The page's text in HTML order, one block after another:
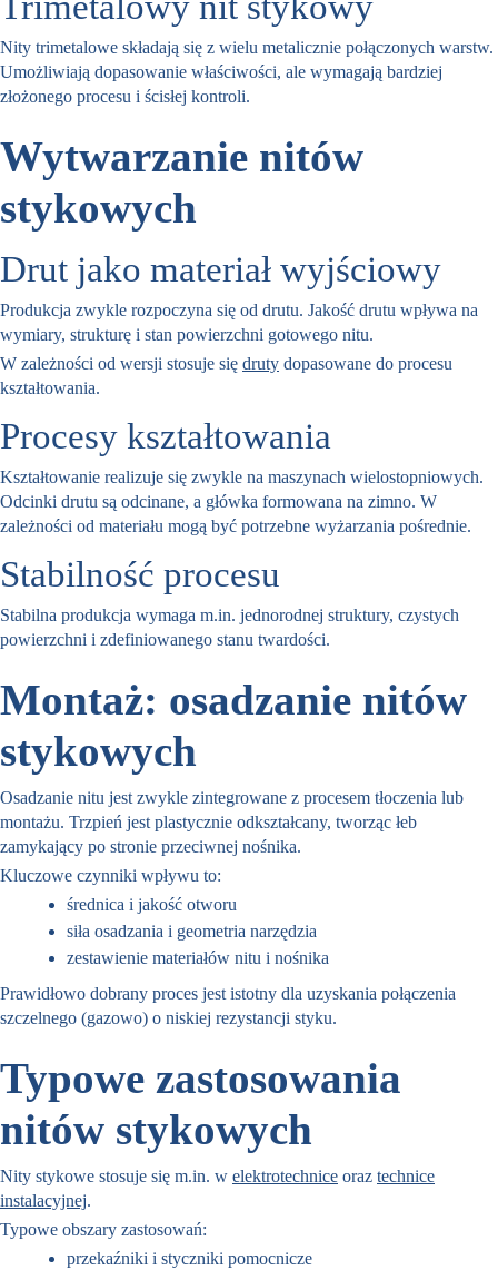
Nity trimetalowe składają się z wielu metalicznie połączonych warstw.
Umożliwiają dopasowanie właściwości, ale wymagają bardziej
złożonego procesu i ścisłej kontroli.
Wytwarzanie nitów
stykowych
Drut jako materiał wyjściowy
Produkcja zwykle rozpoczyna się od drutu. Jakość drutu wpływa na
wymiary, strukturę i stan powierzchni gotowego nitu.
W zależności od wersji stosuje się druty dopasowane do procesu
kształtowania.
Procesy kształtowania
Kształtowanie realizuje się zwykle na maszynach wielostopniowych.
Odcinki drutu są odcinane, a główka formowana na zimno. W
zależności od materiału mogą być potrzebne wyżarzania pośrednie.
Stabilność procesu
Stabilna produkcja wymaga m.in. jednorodnej struktury, czystych
powierzchni i zdefiniowanego stanu twardości.
Montaż: osadzanie nitów
stykowych
Osadzanie nitu jest zwykle zintegrowane z procesem tłoczenia lub
montażu. Trzpień jest plastycznie odkształcany, tworząc łeb
zamykający po stronie przeciwnej nośnika.
Kluczowe czynniki wpływu to:
średnica i jakość otworu
siła osadzania i geometria narzędzia
zestawienie materiałów nitu i nośnika
Prawidłowo dobrany proces jest istotny dla uzyskania połączenia
szczelnego (gazowo) o niskiej rezystancji styku.
Typowe zastosowania
nitów stykowych
Nity stykowe stosuje się m.in. w elektrotechnice oraz technice
instalacyjnej.
Typowe obszary zastosowań:
przekaźniki i styczniki pomocnicze